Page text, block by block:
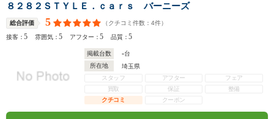
８２８２ＳＴＹＬＥ．ｃａｒｓ バーニーズ
総合評価 5 （クチコミ件数： 4件）
接客：5 雰囲気：5 アフター：5 品質：5
掲載台数 -台
所在地
埼玉県
スタッフ
アフター
フェア
買取
保証
整備
クチコミ
クーポン